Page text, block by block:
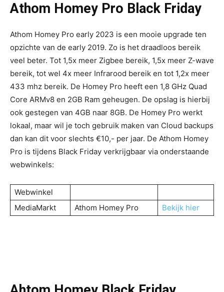
Athom Homey Pro Black Friday
Athom Homey Pro early 2023 is een mooie upgrade ten
opzichte van de early 2019. Zo is het draadloos bereik
veel beter. Tot 1,5x meer Zigbee bereik, 1,5x meer Z-wave
bereik, tot wel 4x meer Infrarood bereik en tot 1,2x meer
433 mhz bereik. De Homey Pro heeft een 1,8 GHz Quad
Core ARMv8 en 2GB Ram geheugen. De opslag is hierbij
ook gestegen van 4GB naar 8GB. De Homey Pro werkt
lokaal, maar wil je toch gebruik maken van Cloud backups
dan kan dit voor slechts €10,- per jaar. De Athom Homey
Pro is tijdens Black Friday verkrijgbaar via onderstaande
webwinkels:
Webwinkel
MediaMarkt
Athom Homey Pro Bekijk hier